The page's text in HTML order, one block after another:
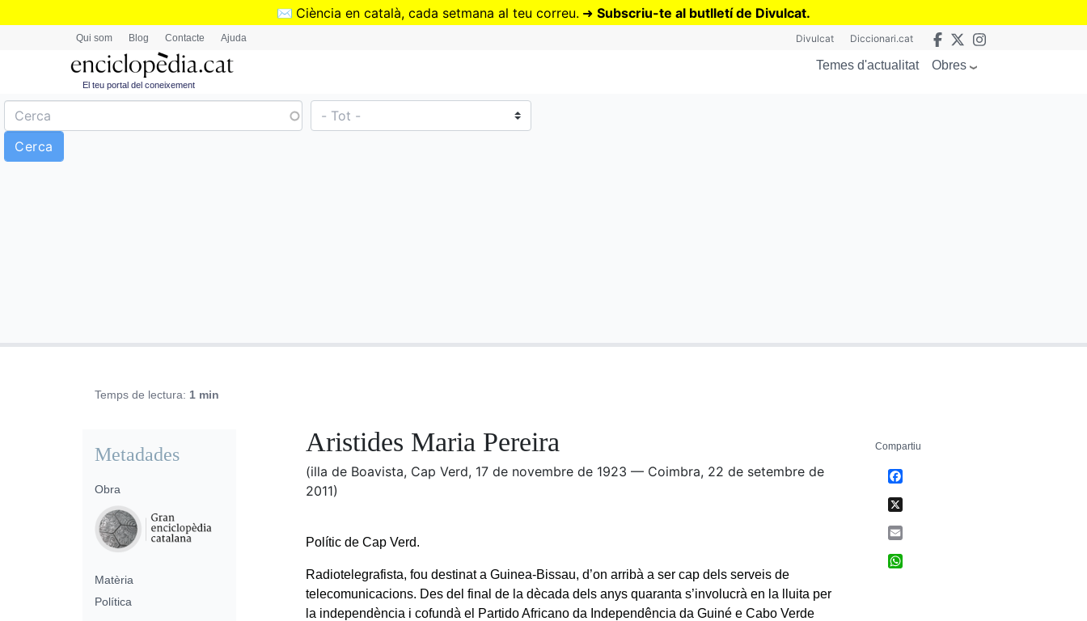
Vés
✉️ Ciència en català, cada setmana al teu correu. ➜ Subscriu-te al butlletí de Divulcat.
Qui som Blog Contacte Ajuda Divulcat Diccionari.cat
El teu portal del coneixement
Temes d'actualitat Obres
Temps de lectura: 1 min
Aristides Maria Pereira
(illa de Boavista, Cap Verd, 17 de novembre de 1923 — Coimbra, 22 de setembre de
2011)
Polític de Cap Verd.
Radiotelegrafista, fou destinat a Guinea-Bissau, d’on arribà a ser cap dels serveis de
telecomunicacions. Des del final de la dècada dels anys quaranta s’involucrà en la lluita per
la independència i cofundà el Partido Africano da Independência da Guiné e Cabo Verde
Metadades
Obra
Matèria
Política
Compartiu